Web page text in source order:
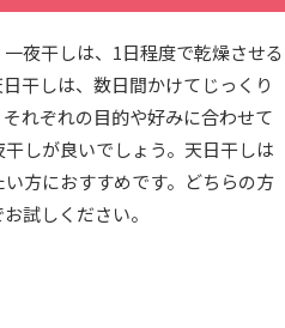
夜干しは、1日程度で乾燥させる
干しは、数日間かけてじっくり
れぞれの目的や好みに合わせて
しが良いでしょう。天日干しは
方におすすめです。どちらの方
試しください。